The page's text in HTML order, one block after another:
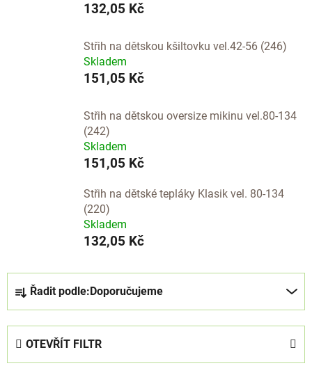
132,05 Kč
Střih na dětskou kšiltovku vel.42-56 (246)
Skladem
151,05 Kč
Střih na dětskou oversize mikinu vel.80-134
(242)
Skladem
151,05 Kč
Střih na dětské tepláky Klasik vel. 80-134
(220)
Skladem
132,05 Kč
a
z
n
Řadit podle: Doporučujeme
OTEVŘÍT FILTR